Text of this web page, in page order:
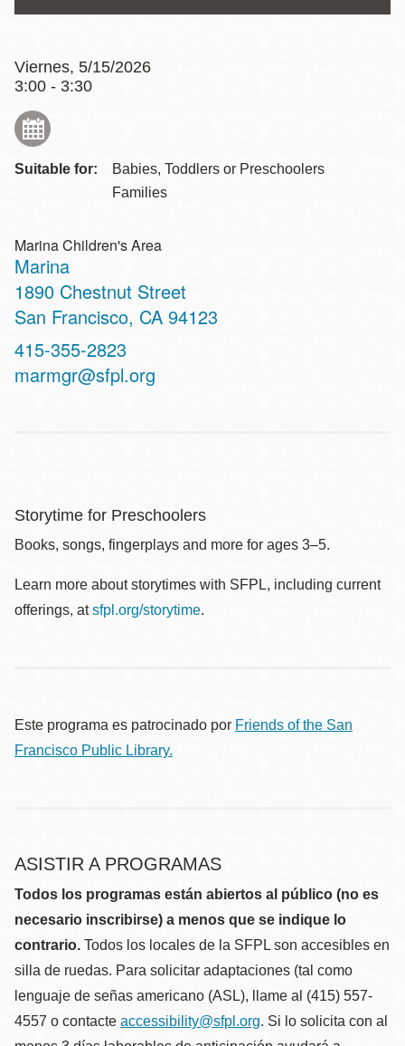
Viernes, 5/15/2026
3:00 - 3:30
Suitable for:
Babies, Toddlers or Preschoolers
Families
Marina Children's Area
Marina
Address
1890 Chestnut Street
San Francisco, CA 94123
Contact
Telephone
415-355-2823
marmgr@sfpl.org
Storytime for Preschoolers
Books, songs, fingerplays and more for ages 3–5.
Learn more about storytimes with SFPL, including current
offerings, atsfpl.org/storytime.
Este programa es patrocinado por Friends of the San
Francisco Public Library.
ASISTIR A PROGRAMAS
Todos los programas están abiertos al público (no es
necesario inscribirse) a menos que se indique lo
contrario. Todos los locales de la SFPL son accesibles en
silla de ruedas. Para solicitar adaptaciones (tal como
lenguaje de señas americano (ASL), llame al (415) 557-
4557 o contacte accessibility@sfpl.org. Si lo solicita con al